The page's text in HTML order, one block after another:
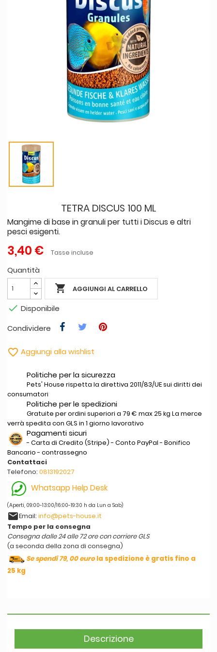
TETRA DISCUS 100 ML
Mangime di base in granuli per tutti i Discus e altri
pesci esigenti.
3,40 € Tasse incluse
Quantità
 AGGIUNGI AL CARRELLO
 Disponibile
Condividere
 Aggiungi alla wishlist
Politiche per la sicurezza
Pets' House rispetta la direttiva 2011/83/UE sui diritti dei
consumatori
Politiche per le spedizioni
Gratuite per ordini superiori a 79 € max 25 kg La merce
verrà spedita con GLS in 1 giorno lavorativo
Pagamenti sicuri
- Carta di Credito (Stripe) - Conto PayPal - Bonifico
Bancario - contrassegno
Contattaci
Telefono: 0813192027
Whatsapp Help Desk
(Aperti, 09:00-13:00/16:00-19:30 h da Lun a Sab)
emailEmail: info@pets-house.it
Tempo per la consegna
Consegna dalle 24 alle 72 ore con corriere GLS
(a seconda della zona di consegna)
Se spendi 79, 00 eurola spedizione è gratis fino a
25 kg
Descrizione